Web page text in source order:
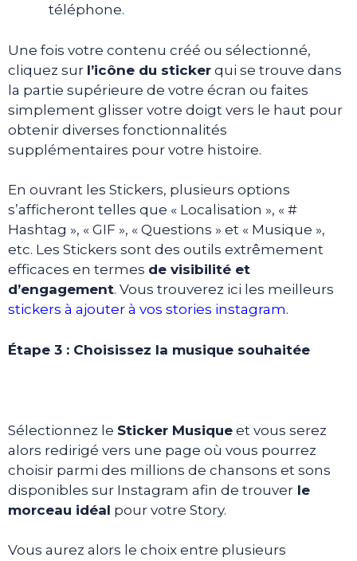
téléphone.
Une fois votre contenu créé ou sélectionné,
cliquez sur l’icône du sticker qui se trouve dans
la partie supérieure de votre écran ou faites
simplement glisser votre doigt vers le haut pour
obtenir diverses fonctionnalités
supplémentaires pour votre histoire.
En ouvrant les Stickers, plusieurs options
s’afficheront telles que « Localisation », « #
Hashtag », « GIF », « Questions » et « Musique »,
etc. Les Stickers sont des outils extrêmement
efficaces en termes de visibilité et
d’engagement. Vous trouverez ici les meilleurs
stickers à ajouter à vos stories instagram.
Étape 3 : Choisissez la musique souhaitée
Sélectionnez le Sticker Musique et vous serez
alors redirigé vers une page où vous pourrez
choisir parmi des millions de chansons et sons
disponibles sur Instagram afin de trouver le
morceau idéal pour votre Story.
Vous aurez alors le choix entre plusieurs